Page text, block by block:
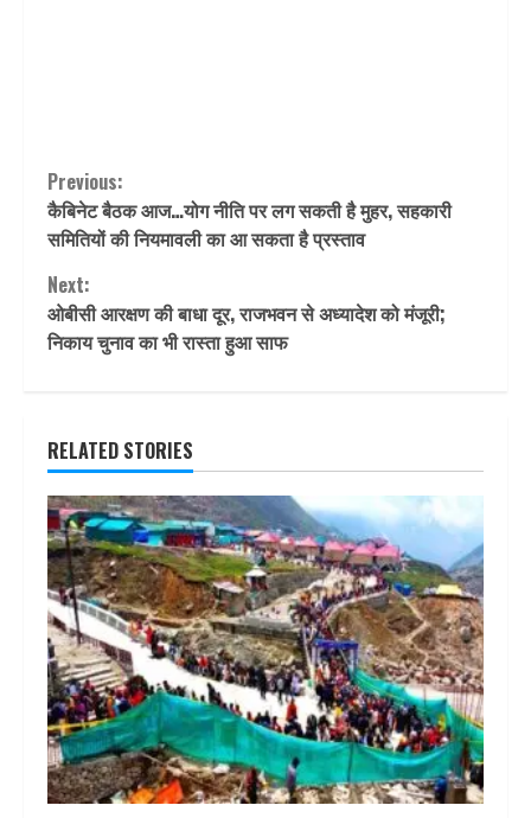
Continue
Reading
Previous:
कैबिनेट बैठक आज…योग नीति पर लग सकती है मुहर, सहकारी
समितियों की नियमावली का आ सकता है प्रस्ताव
Next:
ओबीसी आरक्षण की बाधा दूर, राजभवन से अध्यादेश को मंजूरी;
निकाय चुनाव का भी रास्ता हुआ साफ
RELATED STORIES